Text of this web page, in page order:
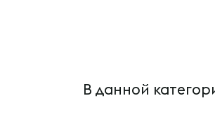
В данной